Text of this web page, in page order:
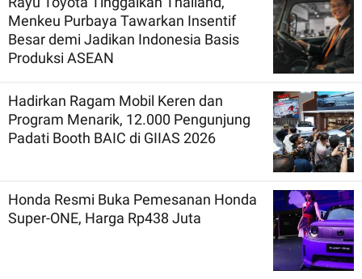
Menkeu Purbaya Tawarkan Insentif
Besar demi Jadikan Indonesia Basis
Produksi ASEAN
Hadirkan Ragam Mobil Keren dan
Program Menarik, 12.000 Pengunjung
Padati Booth BAIC di GIIAS 2026
Honda Resmi Buka Pemesanan Honda
Super-ONE, Harga Rp438 Juta